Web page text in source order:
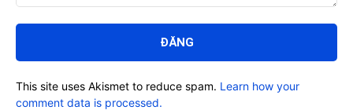
luận:
This site uses Akismet to reduce spam. Learn how your
comment data is processed.